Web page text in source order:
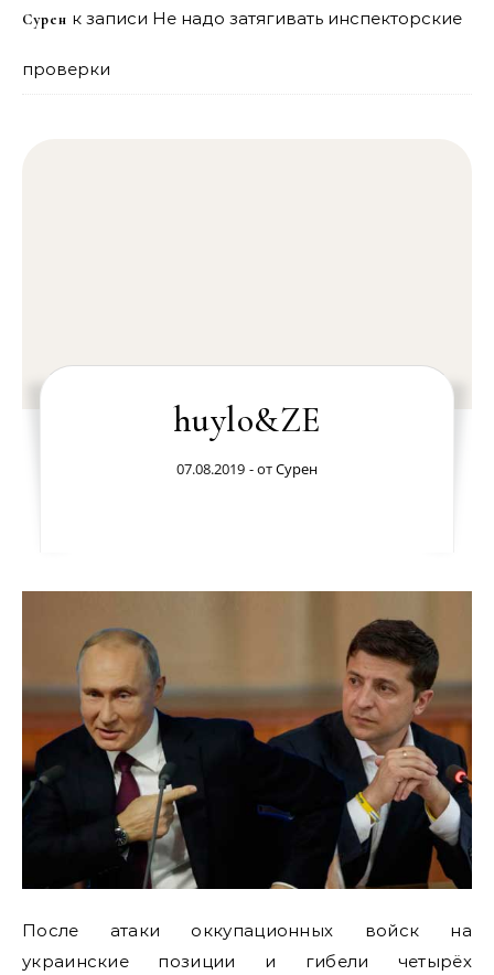
Сурен к записи Не надо затягивать инспекторские
проверки
huylo&ZE
07.08.2019 - отСурен
После атаки оккупационных войск на
украинские позиции и гибели четырёх